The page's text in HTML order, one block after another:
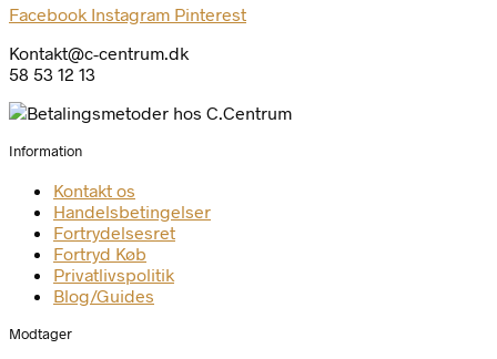
Facebook Instagram Pinterest
Kontakt@c-centrum.dk
58 53 12 13
Information
Kontakt os
Handelsbetingelser
Fortrydelsesret
Fortryd Køb
Privatlivspolitik
Blog/Guides
Modtager